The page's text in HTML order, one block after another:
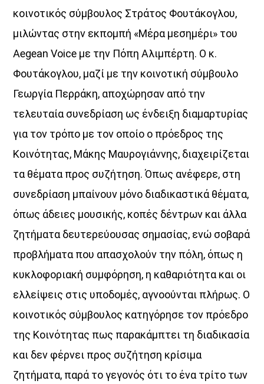
HOT 40 Θέμης Γεωργαντάς
<p [...]
Discover More
UPCOMING SHOWS
Θεμα Υγειας
22:00
14:00
HOT 40 Θέμης Γεωργαντάς
18:00
20:00
Μελωδικές Ιστορίες
20:00
21:00
Just Music
21:00
22:00
κοινοτικός σύμβουλος Στράτος Φουτάκογλου,
μιλώντας στην εκπομπή «Μέρα μεσημέρι» του
Aegean Voice με την Πόπη Αλιμπέρτη. Ο κ.
Φουτάκογλου, μαζί με την κοινοτική σύμβουλο
Γεωργία Περράκη, αποχώρησαν από την
τελευταία συνεδρίαση ως ένδειξη διαμαρτυρίας
για τον τρόπο με τον οποίο ο πρόεδρος της
Κοινότητας, Μάκης Μαυρογιάννης, διαχειρίζεται
τα θέματα προς συζήτηση. Όπως ανέφερε, στη
συνεδρίαση μπαίνουν μόνο διαδικαστικά θέματα,
όπως άδειες μουσικής, κοπές δέντρων και άλλα
ζητήματα δευτερεύουσας σημασίας, ενώ σοβαρά
προβλήματα που απασχολούν την πόλη, όπως η
κυκλοφοριακή συμφόρηση, η καθαριότητα και οι
ελλείψεις στις υποδομές, αγνοούνται πλήρως. Ο
κοινοτικός σύμβουλος κατηγόρησε τον πρόεδρο
της Κοινότητας πως παρακάμπτει τη διαδικασία
και δεν φέρνει προς συζήτηση κρίσιμα
ζητήματα, παρά το γεγονός ότι το ένα τρίτο των